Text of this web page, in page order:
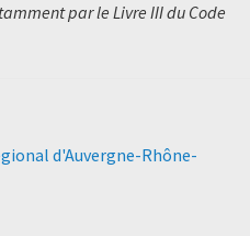
par le Livre III du Code
d'Auvergne-Rhône-